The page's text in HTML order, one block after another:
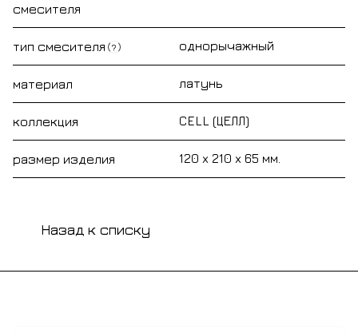
смесителя
тип смесителя ? однорычажный
материал латунь
коллекция CELL (ЦЕЛЛ)
размер изделия 120 x 210 x 65 мм.
Назад к списку